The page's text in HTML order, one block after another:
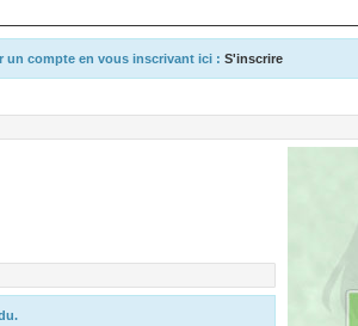
un compte en vous inscrivant ici : S'inscrire